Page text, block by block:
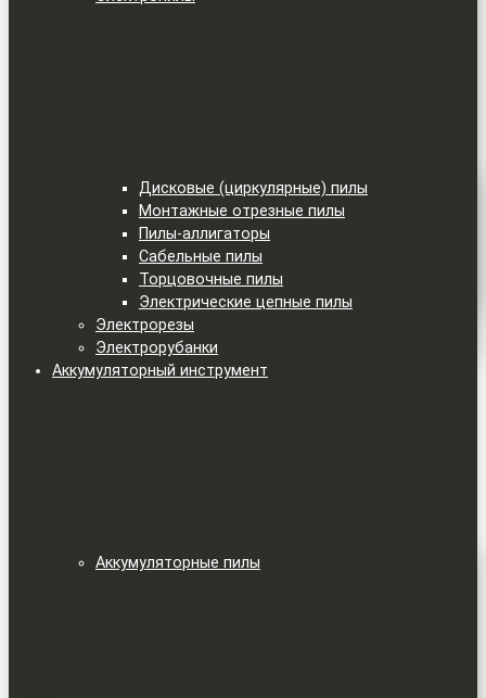
Дисковые (циркулярные) пилы
Монтажные отрезные пилы
Пилы-аллигаторы
Сабельные пилы
Торцовочные пилы
Электрические цепные пилы
Электрорезы
Электрорубанки
Аккумуляторный инструмент
Аккумуляторные пилы